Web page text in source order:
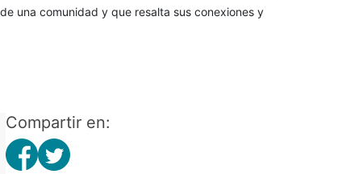
una comunidad y que resalta sus conexiones y
Compartir en: